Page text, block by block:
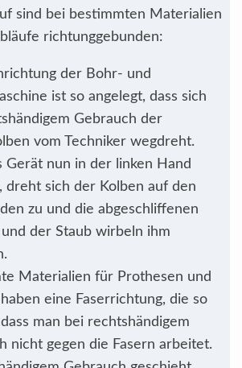
sind bei bestimmten Materialien
richtunggebunden:
der Bohr- und
ist so angelegt, dass sich
Gebrauch der
vom Techniker wegdreht.
Gerät nun in der linken Hand
dreht sich der Kolben auf den
zu und die abgeschliffenen
der Staub wirbeln ihm
Materialien für Prothesen und
eine Faserrichtung, die so
man bei rechtshändigem
nicht gegen die Fasern arbeitet.